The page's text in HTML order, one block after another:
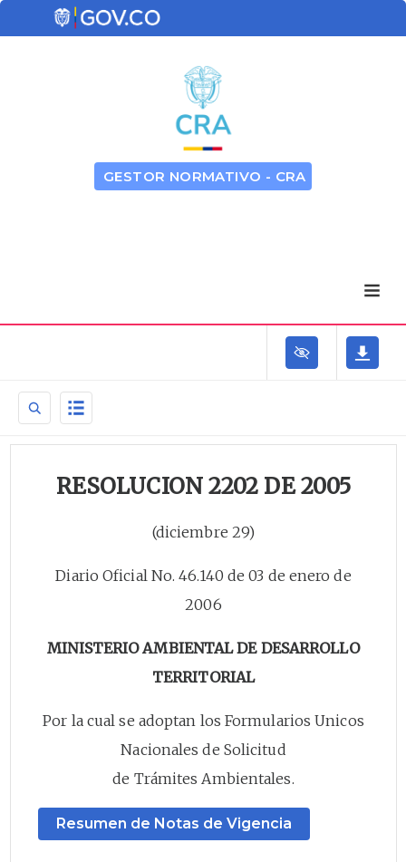
GESTOR NORMATIVO - CRA
RESOLUCION 2202 DE 2005
(diciembre 29)
Diario Oficial No. 46.140 de 03 de enero de
2006
MINISTERIO AMBIENTAL DE DESARROLLO
TERRITORIAL
Por la cual se adoptan los Formularios Unicos
Nacionales de Solicitud
de Trámites Ambientales.
Resumen de Notas de Vigencia